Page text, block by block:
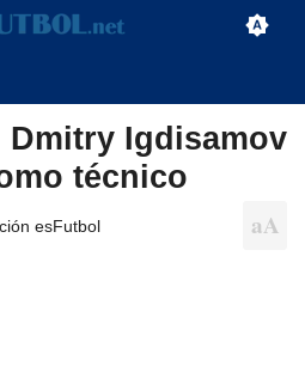
Dmitry Igdisamov
técnico
esFutbol